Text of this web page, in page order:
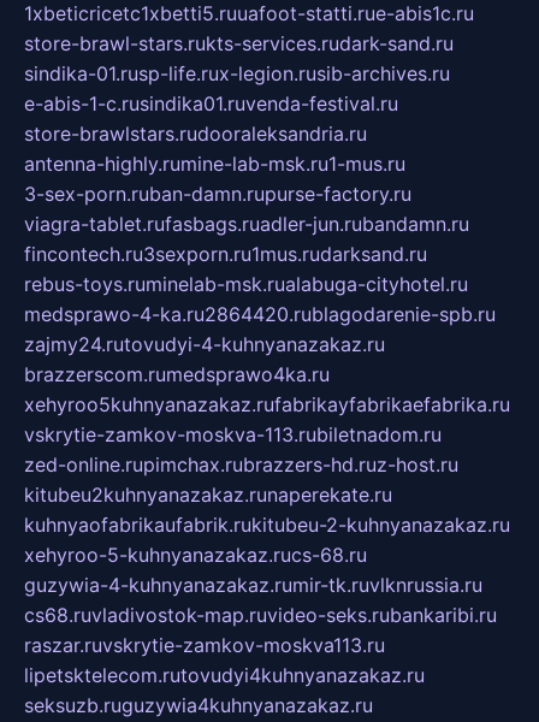
1xbeticricetc1xbetti5.ruuafoot-statti.rue-abis1c.ru
store-brawl-stars.rukts-services.rudark-sand.ru
sindika-01.rusp-life.rux-legion.rusib-archives.ru
e-abis-1-c.rusindika01.ruvenda-festival.ru
store-brawlstars.rudooraleksandria.ru
antenna-highly.rumine-lab-msk.ru1-mus.ru
3-sex-porn.ruban-damn.rupurse-factory.ru
viagra-tablet.rufasbags.ruadler-jun.rubandamn.ru
fincontech.ru3sexporn.ru1mus.rudarksand.ru
rebus-toys.ruminelab-msk.rualabuga-cityhotel.ru
medsprawo-4-ka.ru2864420.rublagodarenie-spb.ru
zajmy24.rutovudyi-4-kuhnyanazakaz.ru
brazzerscom.rumedsprawo4ka.ru
xehyroo5kuhnyanazakaz.rufabrikayfabrikaefabrika.ru
vskrytie-zamkov-moskva-113.rubiletnadom.ru
zed-online.rupimchax.rubrazzers-hd.ruz-host.ru
kitubeu2kuhnyanazakaz.runaperekate.ru
kuhnyaofabrikaufabrik.rukitubeu-2-kuhnyanazakaz.ru
xehyroo-5-kuhnyanazakaz.rucs-68.ru
guzywia-4-kuhnyanazakaz.rumir-tk.ruvlknrussia.ru
cs68.ruvladivostok-map.ruvideo-seks.rubankaribi.ru
raszar.ruvskrytie-zamkov-moskva113.ru
lipetsktelecom.rutovudyi4kuhnyanazakaz.ru
seksuzb.ruguzywia4kuhnyanazakaz.ru